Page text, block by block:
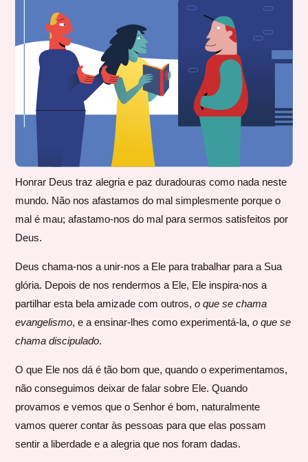
Honrar Deus traz alegria e paz duradouras como nada neste
mundo. Não nos afastamos do mal simplesmente porque o
mal é mau; afastamo-nos do mal para sermos satisfeitos por
Deus.
Deus chama-nos a unir-nos a Ele para trabalhar para a Sua
glória. Depois de nos rendermos a Ele, Ele inspira-nos a
partilhar esta bela amizade com outros,o que se chama
evangelismo, e a ensinar-lhes como experimentá-la,o que se
chama discipulado.
O que Ele nos dá é tão bom que, quando o experimentamos,
não conseguimos deixar de falar sobre Ele. Quando
provamos e vemos que o Senhor é bom, naturalmente
vamos querer contar às pessoas para que elas possam
sentir a liberdade e a alegria que nos foram dadas.